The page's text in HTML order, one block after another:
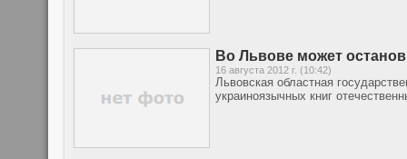
Во Львове может
16 августа 2012 г. (10:42)
Львовская областная
украиноязычных книг